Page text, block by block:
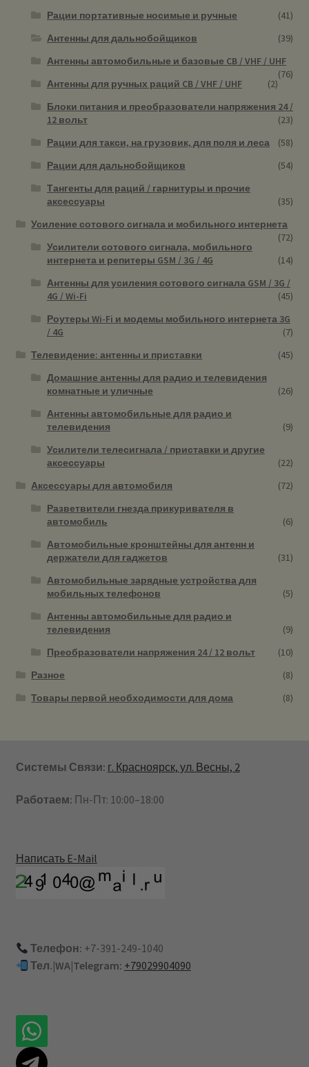
Рации портативные носимые и ручные
(41)
Антенны для дальнобойщиков
(39)
Антенны автомобильные и базовые CB / VHF / UHF
(76)
Антенны для ручных раций CB / VHF / UHF
(2)
Блоки питания и преобразователи напряжения 24 /
12 вольт
(23)
Рации для такси, на грузовик, для поля и леса
(58)
Рации для дальнобойщиков
(54)
Тангенты для раций / гарнитуры и прочие
аксессуары
(35)
Усиление сотового сигнала и мобильного интернета
(72)
Усилители сотового сигнала, мобильного
интернета и репитеры GSM / 3G / 4G
(14)
Антенны для усиления сотового сигнала GSM / 3G /
4G / Wi-Fi
(45)
Роутеры Wi-Fi и модемы мобильного интернета 3G
/ 4G
(7)
Телевидение: антенны и приставки
(45)
Домашние антенны для радио и телевидения
комнатные и уличные
(26)
Антенны автомобильные для радио и
телевидения
(9)
Усилители телесигнала / приставки и другие
аксессуары
(22)
Аксессуары для автомобиля
(72)
Разветвители гнезда прикуривателя в
автомобиль
(6)
Автомобильные кронштейны для антенн и
держатели для гаджетов
(31)
Автомобильные зарядные устройства для
мобильных телефонов
(5)
Антенны автомобильные для радио и
телевидения
(9)
Преобразователи напряжения 24 / 12 вольт
(10)
Разное
(8)
Товары первой необходимости для дома
(8)
Системы Связи: г. Красноярск, ул. Весны, 2
Работаем: Пн-Пт: 10:00–18:00
Написать E-Mail
Телефон: +7-391-249-1040
Тел.|WA|Telegram: +79029904090